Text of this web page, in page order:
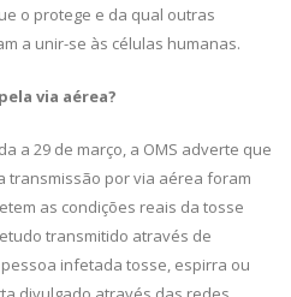
o protege e da qual outras
a unir-se às células humanas.
via aérea?
a 29 de março, a OMS adverte que
transmissão por via aérea foram
as condições reais da tosse
transmitido através de
infetada tosse, espirra ou